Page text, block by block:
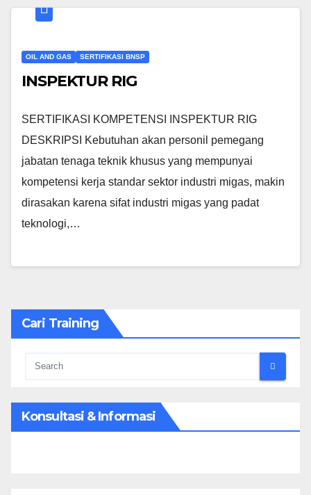
OIL AND GAS SERTIFIKASI BNSP
INSPEKTUR RIG
SERTIFIKASI KOMPETENSI INSPEKTUR RIG
DESKRIPSI Kebutuhan akan personil pemegang
jabatan tenaga teknik khusus yang mempunyai
kompetensi kerja standar sektor industri migas, makin
dirasakan karena sifat industri migas yang padat
teknologi,…
Cari Training
Konsultasi & Informasi